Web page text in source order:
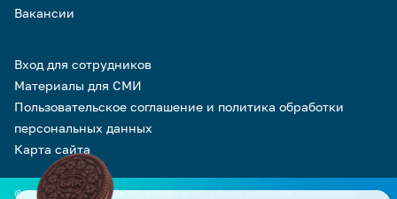
Вакансии
Вход для сотрудников
Материалы для СМИ
Пользовательское соглашение и политика обработки
персональных данных
Карта сайта
© Официальный сайт АО «БИК» и АО «Фонд развития территории